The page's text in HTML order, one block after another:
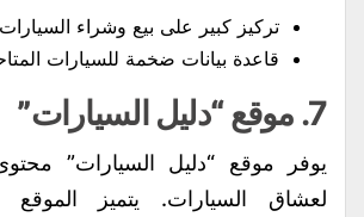
تركيز كبير على بيع وشراء
قاعدة بيانات ضخمة للسيارات
7. موقع “دليل السيارات”
يوفر موقع “دليل السيارات” محتوى
لعشاق السيارات. يتميز الموقع